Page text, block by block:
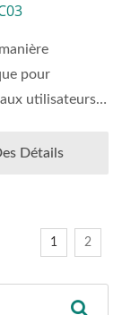
De
De
De 770
pour
utilisateurs
Détails
1 2